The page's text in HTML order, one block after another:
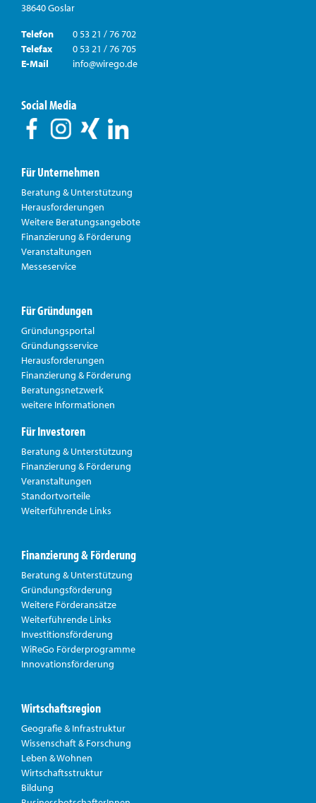
38640 Goslar
Telefon
0 53 21 / 76 702
Telefax
0 53 21 / 76 705
E-Mail
info@wirego.de
Social Media
Für Unternehmen
Beratung & Unterstützung
Herausforderungen
Weitere Beratungsangebote
Finanzierung & Förderung
Veranstaltungen
Messeservice
Für Gründungen
Gründungsportal
Gründungsservice
Herausforderungen
Finanzierung & Förderung
Beratungsnetzwerk
weitere Informationen
Für Investoren
Beratung & Unterstützung
Finanzierung & Förderung
Veranstaltungen
Standortvorteile
Weiterführende Links
Finanzierung & Förderung
Beratung & Unterstützung
Gründungsförderung
Weitere Förderansätze
Weiterführende Links
Investitionsförderung
WiReGo Förderprogramme
Innovationsförderung
Wirtschaftsregion
Geografie & Infrastruktur
Wissenschaft & Forschung
Leben & Wohnen
Wirtschaftsstruktur
Bildung